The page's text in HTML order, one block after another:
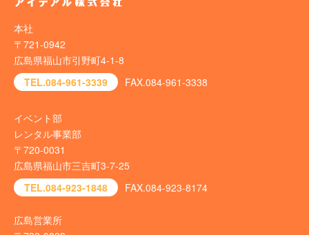
本社
〒721-0942
広島県福山市引野町4-1-8
TEL.084-961-3339
FAX.084-961-3338
イベント部
レンタル事業部
〒720-0031
広島県福山市三吉町3-7-25
TEL.084-923-1848
FAX.084-923-8174
広島営業所